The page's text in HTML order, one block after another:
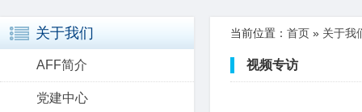
关于我们
AFF简介
党建中心
当前位置： 首页 » 关于我
视频专访